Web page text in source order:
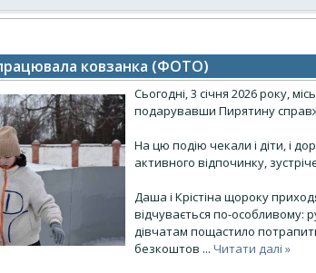
ковзанка (ФОТО)
Сьогодні, 3 січня 2026 року,
подарувавши Пирятину
На цю подію чекали і діти, і
активного відпочинку,
Даша і Крістіна щороку
відчувається по-особливому:
дівчатам пощастило
безкоштов ... Читати далі »